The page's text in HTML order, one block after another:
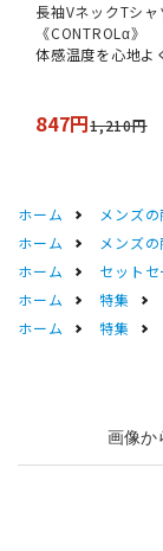
長袖VネックTシャ
《CONTROLα》
体感温度を心地よ
847円1,210円
ホーム メンズ
ホーム
メンズ
ホーム
セットセ
ホーム
特集
ホーム
特集